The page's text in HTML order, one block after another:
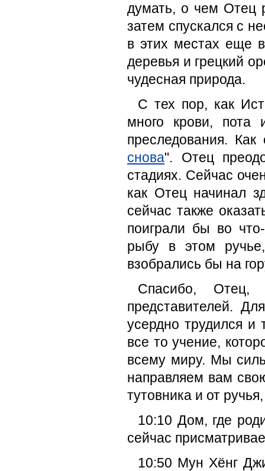
думать, о чем Отец
затем спускался с
в этих местах еще
деревья и грецкий
чудесная природа.
С тех пор, как
много крови, пота
преследования.
снова". Отец
стадиях. Сейчас
как Отец начинал
сейчас также
поиграли бы во
рыбу в этом
взобрались бы на
Спасибо,
представителей.
усердно трудился
все то учение,
всему миру. Мы
направляем вам
тутовника и от
10:10 Дом, где
сейчас
10:50 Мун Хёнг